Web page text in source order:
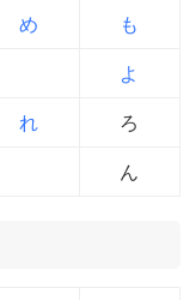
め も
よ
れ ろ
ん